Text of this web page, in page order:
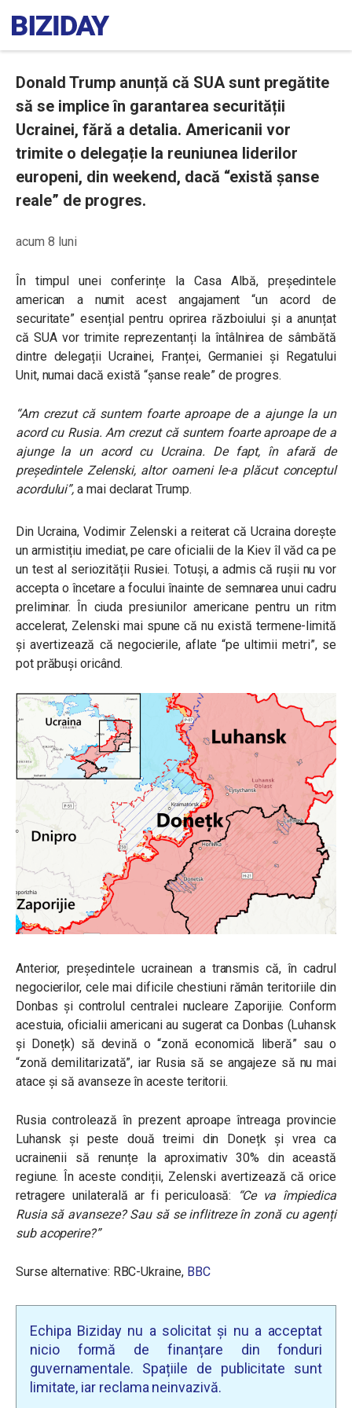
Donald Trump anunță că SUA sunt pregătite
să se implice în garantarea securității
Ucrainei, fără a detalia. Americanii vor
trimite o delegație la reuniunea liderilor
europeni, din weekend, dacă “există șanse
reale” de progres.
acum 8 luni
În timpul unei conferințe la Casa Albă, președintele
american a numit acest angajament “un acord de
securitate” esențial pentru oprirea războiului și a anunțat
că SUA vor trimite reprezentanți la întâlnirea de sâmbătă
dintre delegații Ucrainei, Franței, Germaniei și Regatului
Unit, numai dacă există “șanse reale” de progres.
“Am crezut că suntem foarte aproape de a ajunge la un
acord cu Rusia. Am crezut că suntem foarte aproape de a
ajunge la un acord cu Ucraina. De fapt, în afară de
președintele Zelenski, altor oameni le-a plăcut conceptul
acordului”,a mai declarat Trump.
Din Ucraina, Vodimir Zelenski a reiterat că Ucraina dorește
un armistițiu imediat, pe care oficialii de la Kiev îl văd ca pe
un test al seriozității Rusiei. Totuși, a admis că rușii nu vor
accepta o încetare a focului înainte de semnarea unui cadru
preliminar. În ciuda presiunilor americane pentru un ritm
accelerat, Zelenski mai spune că nu există termene-limită
și avertizează că negocierile, aflate “pe ultimii metri”, se
pot prăbuși oricând.
Anterior, președintele ucrainean a transmis că, în cadrul
negocierilor, cele mai dificile chestiuni rămân teritoriile din
Donbas și controlul centralei nucleare Zaporijie. Conform
acestuia, oficialii americani au sugerat ca Donbas (Luhansk
și Donețk) să devină o “zonă economică liberă” sau o
“zonă demilitarizată”, iar Rusia să se angajeze să nu mai
atace și să avanseze în aceste teritorii.
Rusia controlează în prezent aproape întreaga provincie
Luhansk și peste două treimi din Donețk și vrea ca
ucrainenii să renunțe la aproximativ 30% din această
regiune. În aceste condiții, Zelenski avertizează că orice
retragere unilaterală ar fi periculoasă: “Ce va împiedica
Rusia să avanseze? Sau să se inflitreze în zonă cu agenți
sub acoperire?”
Surse alternative: RBC-Ukraine, BBC
Echipa Biziday nu a solicitat și nu a acceptat
nicio formă de finanțare din fonduri
guvernamentale. Spațiile de publicitate sunt
limitate, iar reclama neinvazivă.